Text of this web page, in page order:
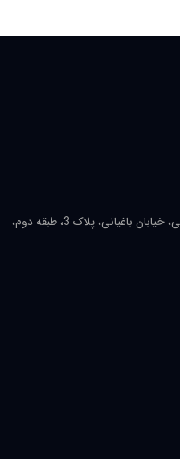
تهران، بلوار میرداماد، خیابان رودبار غربی، خیابان باغیانی، پلاک 3، طبقه دوم،